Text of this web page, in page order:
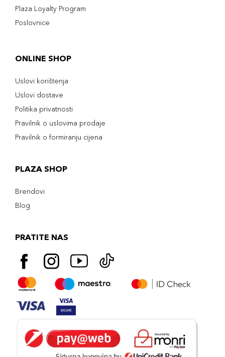
Plaza Loyalty Program
Poslovnice
ONLINE SHOP
Uslovi korištenja
Uslovi dostave
Politika privatnosti
Pravilnik o uslovima prodaje
Pravilnik o formiranju cijena
PLAZA SHOP
Brendovi
Blog
PRATITE NAS